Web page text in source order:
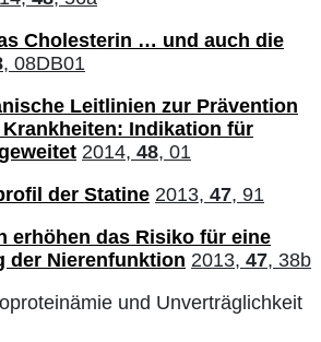
Cholesterin … und auch die
, 08DB01
Leitlinien zur Prävention
Indikation für
2014, 48, 01
der Statine 2013, 47, 91
erhöhen das Risiko für eine
der Nierenfunktion 2013, 47, 38b
und Unverträglichkeit